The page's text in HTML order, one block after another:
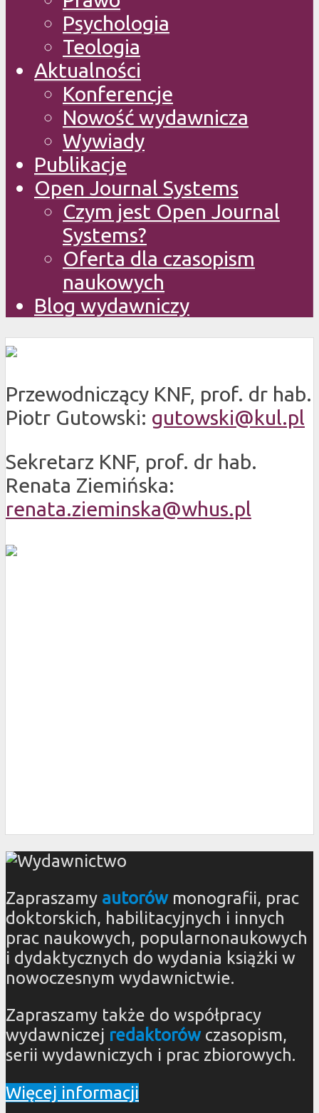
Psychologia
Teologia
Aktualności
Konferencje
Nowość wydawnicza
Wywiady
Publikacje
Open Journal Systems
Czym jest Open Journal
Systems?
Oferta dla czasopism
naukowych
Blog wydawniczy
Przewodniczący KNF, prof. dr hab.
Piotr Gutowski: gutowski@kul.pl
Sekretarz KNF, prof. dr hab.
Renata Ziemińska:
renata.zieminska@whus.pl
Zapraszamy autorówmonografii, prac
doktorskich, habilitacyjnych i innych
prac naukowych, popularnonaukowych
i dydaktycznych do wydania książki w
nowoczesnym wydawnictwie.
Zapraszamy także do współpracy
wydawniczej redaktorówczasopism,
serii wydawniczych i prac zbiorowych.
Więcej informacji